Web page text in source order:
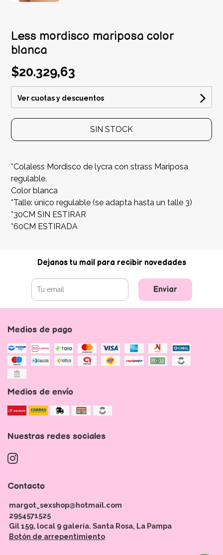
Less mordisco mariposa color
blanca
$20.329,63
Ver cuotas y descuentos
SIN STOCK
*Colaless Mordisco de lycra con strass Mariposa
regulable.
Color blanca
*Talle: único regulable (se adapta hasta un talle 3)
*30CM SIN ESTIRAR
*60CM ESTIRADA
Dejanos tu mail para recibir novedades
Enviar
Medios de pago
Medios de envío
Nuestras redes sociales
Contacto
margot_sexshop@hotmail.com
2954571525
Gil 159, local 9 galería. Santa Rosa, La Pampa
Botón de arrepentimiento